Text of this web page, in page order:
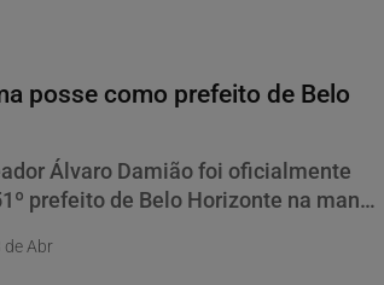
posse como prefeito de Belo
Álvaro Damião foi oficialmente
prefeito de Belo Horizonte na manhã
em cerimônia realizada na Câmara
o cargo após o falecimento do
de Abr